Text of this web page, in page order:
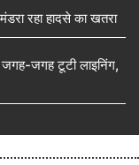
रहा हादसे का खतरा
जगह-जगह टूटी लाइनिंग,